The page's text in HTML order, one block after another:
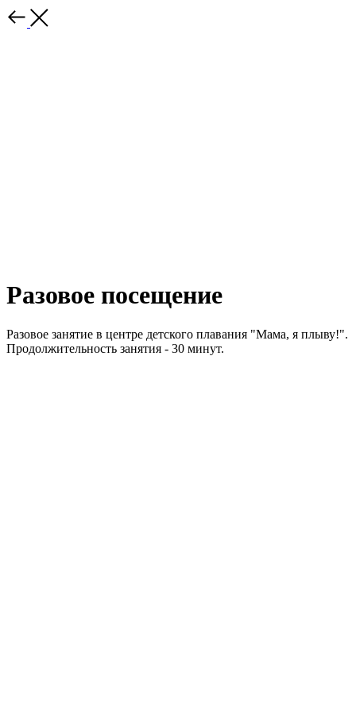
Разовое посещение
Разовое занятие в центре детского плавания "Мама, я плыву!".
Продолжительность занятия - 30 минут.